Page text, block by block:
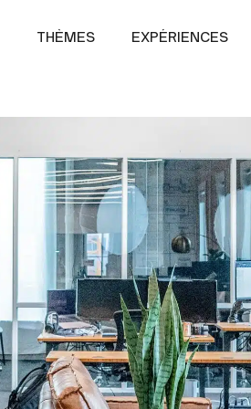
THÈMES EXPÉRIENCES